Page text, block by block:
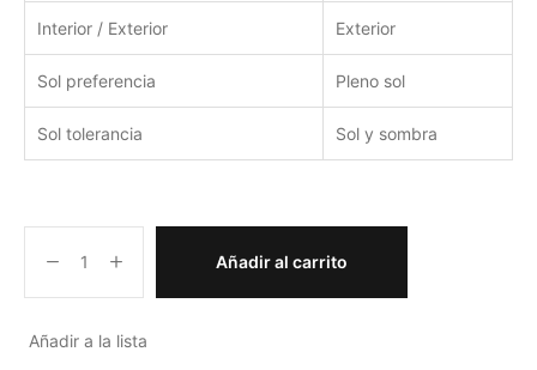
Interior / Exterior Exterior
Sol preferencia Pleno sol
Sol tolerancia Sol y sombra
Añadir al carrito
Añadir a la lista